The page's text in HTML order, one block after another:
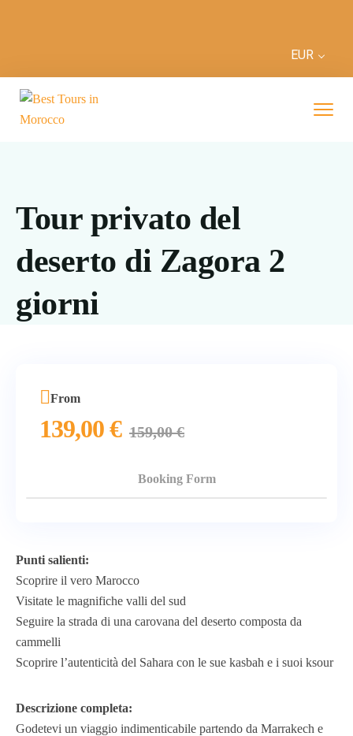
EUR
Tour privato del
deserto di Zagora 2
giorni
Punti salienti:
Scoprire il vero Marocco
Visitate le magnifiche valli del sud
Seguire la strada di una carovana del deserto composta da
cammelli
Scoprire l’autenticità del Sahara con le sue kasbah e i suoi ksour
Descrizione completa:
Godetevi un viaggio indimenticabile partendo da Marrakech e
From
139,00€ 159,00€
Booking Form